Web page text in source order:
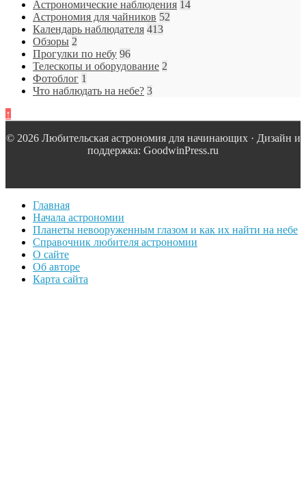
Астрономические наблюдения 14
Астрономия для чайников 52
Календарь наблюдателя 413
Обзоры 2
Прогулки по небу 96
Телескопы и оборудование 2
Фотоблог 1
Что наблюдать на небе? 3
↑
© 2026 Любительская астрономия для начинающих · Дизайн и
поддержка: GoodwinPress.ru
Главная
Начала астрономии
Планеты невооруженным глазом и как их найти на небе
Справочник любителя астрономии
О сайте
Об авторе
Карта сайта